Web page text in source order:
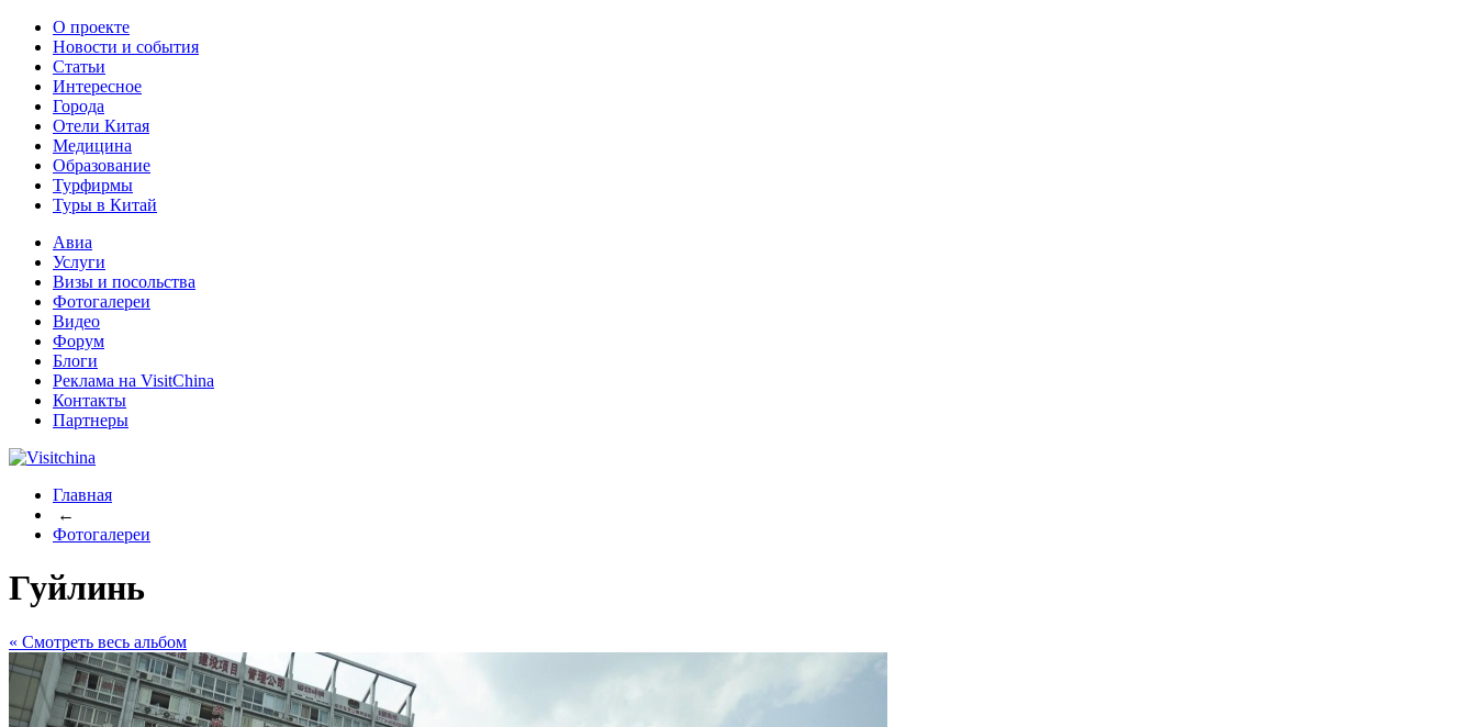
О проекте
Новости и события
Статьи
Интересное
Города
Отели Китая
Медицина
Образование
Турфирмы
Туры в Китай
Авиа
Услуги
Визы и посольства
Фотогалереи
Видео
Форум
Блоги
Реклама на VisitChina
Контакты
Партнеры
Главная
←
Фотогалереи
Гуйлинь
« Cмотреть весь альбом